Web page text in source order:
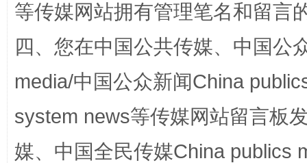
等传媒网站拥有管理笔名和留言
四、您在中国公共传媒、中国公
media/中国公众新闻China
system news等传媒网站留言板
媒、中国全民传媒China publics